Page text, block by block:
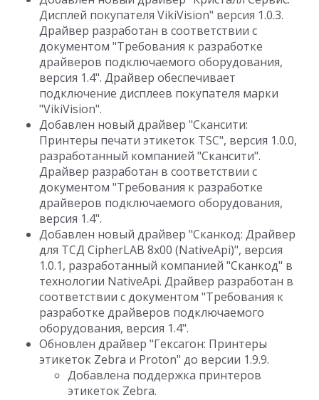
Дисплей покупателя VikiVision" версия 1.0.3.
Драйвер разработан в соответствии с
документом "Требования к разработке
драйверов подключаемого оборудования,
версия 1.4". Драйвер обеспечивает
подключение дисплеев покупателя марки
"VikiVision".
Добавлен новый драйвер "Скансити:
Принтеры печати этикеток TSC", версия 1.0.0,
разработанный компанией "Скансити".
Драйвер разработан в соответствии с
документом "Требования к разработке
драйверов подключаемого оборудования,
версия 1.4".
Добавлен новый драйвер "Сканкод: Драйвер
для ТСД CipherLAB 8x00 (NativeApi)", версия
1.0.1, разработанный компанией "Сканкод" в
технологии NativeApi. Драйвер разработан в
соответствии с документом "Требования к
разработке драйверов подключаемого
оборудования, версия 1.4".
Обновлен драйвер "Гексагон: Принтеры
этикеток Zebra и Proton" до версии 1.9.9.
Добавлена поддержка принтеров
этикеток Zebra.